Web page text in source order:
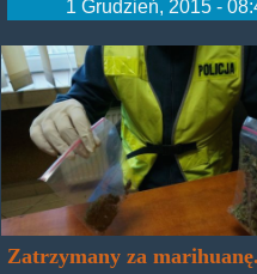
1 Grudzień, 2015 -
mjastma.jpg
Zatrzymany za